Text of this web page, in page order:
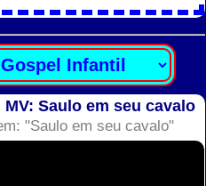
MV: Saulo em seu cavalo
"Saulo em seu cavalo"